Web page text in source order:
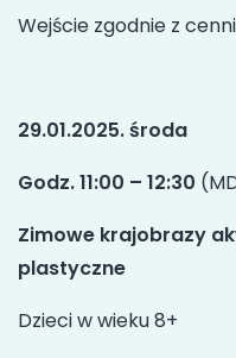
Wejście zgodnie z
29.01.2025. środa
Godz. 11:00 – 12:30
Zimowe krajobrazy
plastyczne
Dzieci w wieku 8+